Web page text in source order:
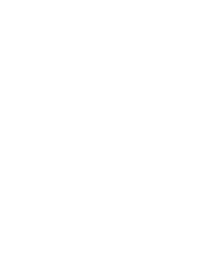
Pantaloni
Infinity –
bumbac